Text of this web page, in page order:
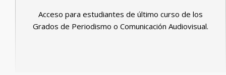
Acceso para estudiantes de último curso de los
Grados de Periodismo o Comunicación Audiovisual.